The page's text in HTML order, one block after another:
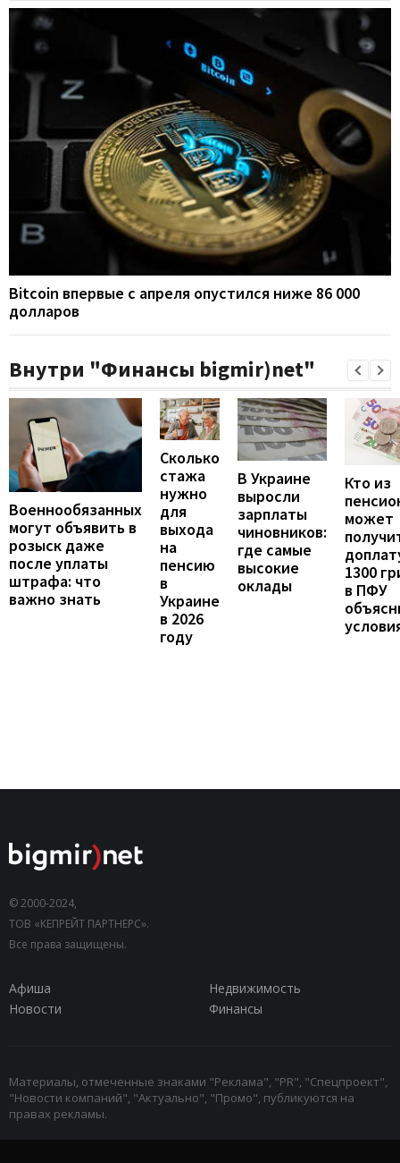
Bitcoin впервые с апреля опустился ниже 86 000
долларов
Внутри "Финансы bigmir)net"
Военнообязанных
могут объявить в
розыск даже
после уплаты
штрафа: что
важно знать
Сколько
стажа
нужно
для
выхода
на
пенсию
в
Украине
в 2026
году
В Украине
выросли
зарплаты
чиновников:
где самые
высокие
оклады
Кто из
может
1300
в ПФУ
© 2000-2024,
ТОВ «КЕПРЕЙТ ПАРТНЕРС».
Все права защищены.
Афиша
Недвижимость
Новости
Финансы
Материалы, отмеченные знаками "Реклама", "PR", "Спецпроект",
"Новости компаний", "Актуально", "Промо", публикуются на
правах рекламы.